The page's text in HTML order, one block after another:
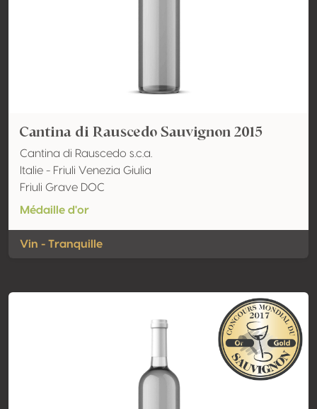
Cantina di Rauscedo Sauvignon 2015
Cantina di Rauscedo s.c.a.
Italie - Friuli Venezia Giulia
Friuli Grave DOC
Médaille d'or
Vin - Tranquille